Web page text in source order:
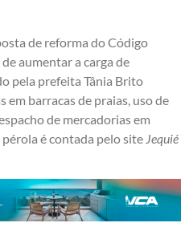
de reforma do Código
aumentar a carga de
pela prefeita Tânia Brito
em barracas de praias, uso de
de mercadorias em
é contada pelo site Jequié